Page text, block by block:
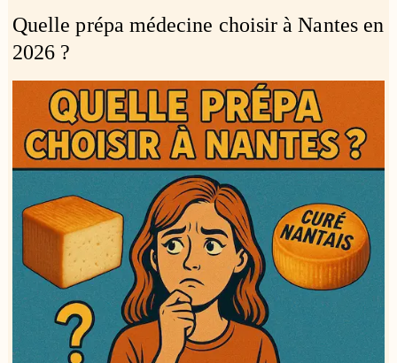
Quelle prépa médecine choisir à Nantes en
2026 ?